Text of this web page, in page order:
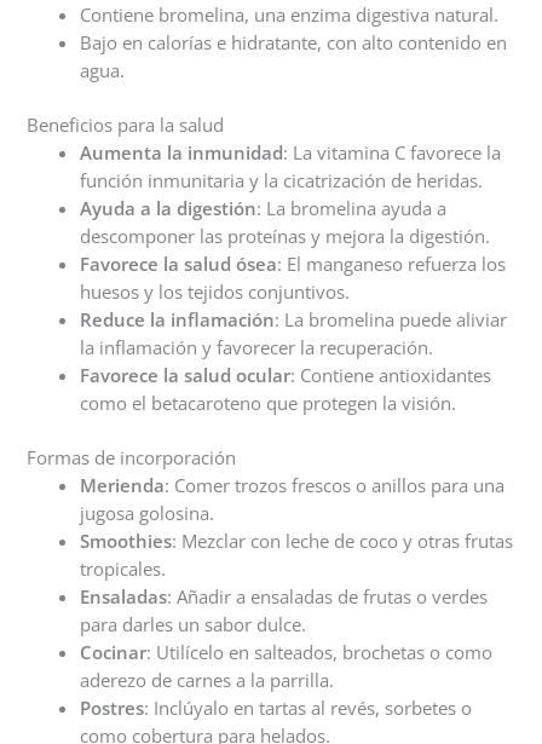
Contiene bromelina, una enzima digestiva natural.
Bajo en calorías e hidratante, con alto contenido en
agua.
Beneficios para la salud
Aumenta la inmunidad: La vitamina C favorece la
función inmunitaria y la cicatrización de heridas.
Ayuda a la digestión: La bromelina ayuda a
descomponer las proteínas y mejora la digestión.
Favorece la salud ósea: El manganeso refuerza los
huesos y los tejidos conjuntivos.
Reduce la inflamación: La bromelina puede aliviar
la inflamación y favorecer la recuperación.
Favorece la salud ocular: Contiene antioxidantes
como el betacaroteno que protegen la visión.
Formas de incorporación
Merienda: Comer trozos frescos o anillos para una
jugosa golosina.
Smoothies: Mezclar con leche de coco y otras frutas
tropicales.
Ensaladas: Añadir a ensaladas de frutas o verdes
para darles un sabor dulce.
Cocinar: Utilícelo en salteados, brochetas o como
aderezo de carnes a la parrilla.
Postres: Inclúyalo en tartas al revés, sorbetes o
como cobertura para helados.